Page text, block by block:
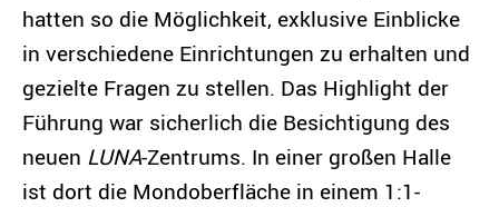
hatten so die Möglichkeit, exklusive Einblicke
in verschiedene Einrichtungen zu erhalten und
gezielte Fragen zu stellen. Das Highlight der
Führung war sicherlich die Besichtigung des
neuen LUNA-Zentrums. In einer großen Halle
ist dort die Mondoberfläche in einem 1:1-